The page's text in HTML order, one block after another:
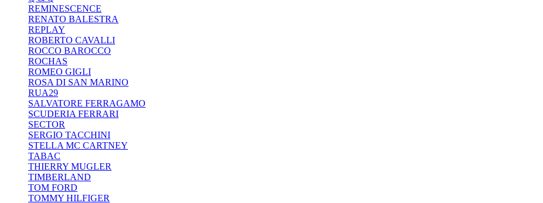
REMINESCENCE
RENATO BALESTRA
REPLAY
ROBERTO CAVALLI
ROCCO BAROCCO
ROCHAS
ROMEO GIGLI
ROSA DI SAN MARINO
RUA29
SALVATORE FERRAGAMO
SCUDERIA FERRARI
SECTOR
SERGIO TACCHINI
STELLA MC CARTNEY
TABAC
THIERRY MUGLER
TIMBERLAND
TOM FORD
TOMMY HILFIGER